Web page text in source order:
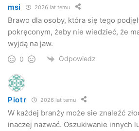
msi 2026 lat temu
Brawo dla osoby, która się tego
pokręconym, żeby nie wiedzieć, że
wyjdą na jaw.
0 Odpowiedz
Piotr 2026 lat temu
W każdej branży może sie znaleźć
inaczej nazwać. Oszukiwanie innych